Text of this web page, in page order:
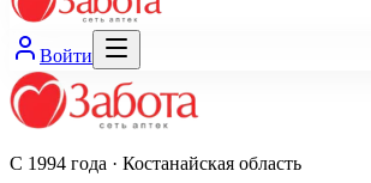
Войти
С 1994 года · Костанайская область